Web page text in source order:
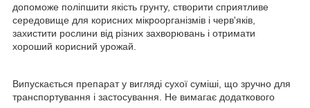
допоможе поліпшити якість грунту, створити сприятливе
середовище для корисних мікроорганізмів і черв'яків,
захистити рослини від різних захворювань і отримати
хороший корисний урожай.
Випускається препарат у вигляді сухої суміші, що зручно для
транспортування і застосування. Не вимагає додаткового